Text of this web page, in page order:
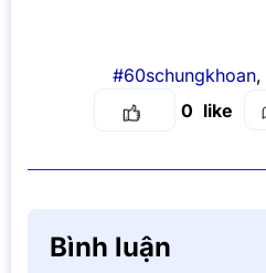
#60schungkhoan,
0
Bình luận